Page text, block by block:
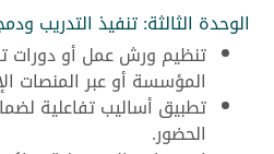
الوحدة الثالثة: تنفيذ التدريب
تنظيم ورش عمل أو دورات
المؤسسة أو عبر المنصات
تطبيق أساليب تفاعلية
الحضور.